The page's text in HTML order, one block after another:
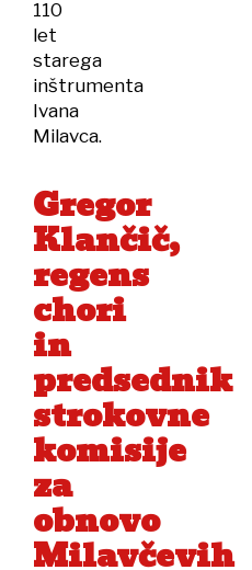
110
let
starega
inštrumenta
Ivana
Milavca.
Gregor
Klančič,
regens
chori
in
predsednik
strokovne
komisije
za
obnovo
Milavčevih